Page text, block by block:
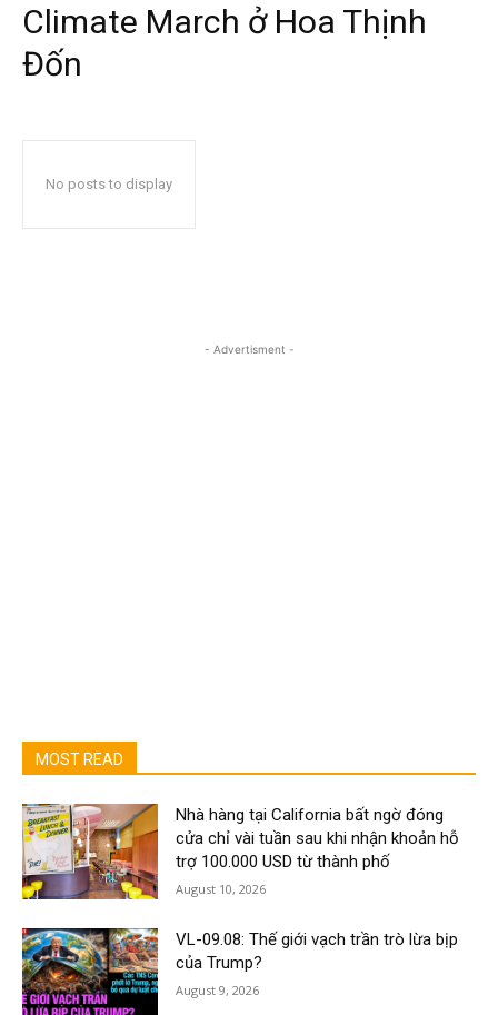
Climate March ở Hoa Thịnh
Đốn
No posts to display
- Advertisment -
MOST READ
Nhà hàng tại California bất ngờ đóng
cửa chỉ vài tuần sau khi nhận khoản hỗ
trợ 100.000 USD từ thành phố
August 10, 2026
VL-09.08: Thế giới vạch trần trò lừa bịp
của Trump?
August 9, 2026